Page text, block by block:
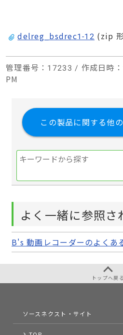
delreg_bsdrec1-12 (zip
管理番号 ：17233 / 作成日時
PM
この製品に関する他
よく一緒に参照さ
B's 動画レコーダーのよくあ
トップへ戻る
ソースネクスト・サイト